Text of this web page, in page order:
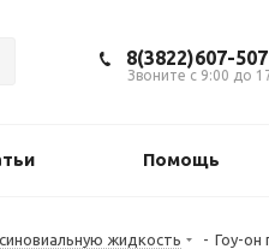
8(3822)607-507
Звоните с 9:00 до
Помощь
жидкость - Гоу-он